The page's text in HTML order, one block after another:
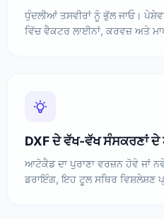
ਧੁੰਦਲੀਆਂ ਤਸਵੀਰਾਂ ਨੂੰ ਭੁੱਲ ਜਾਓ।
ਵਿੱਚ ਵੈਕਟਰ ਲਾਈਨਾਂ, ਕਰਵਜ਼ ਅਤੇ
DXF ਦੇ ਵੱਖ-ਵੱਖ ਸੰਸਕਰਣਾਂ
ਆਟੋਕੈਡ ਦਾ ਪੁਰਾਣਾ ਵਰਜ਼ਨ ਹੋਵੇ ਜਾਂ
ਡਰਾਇੰਗ, ਇਹ ਟੂਲ ਸਥਿਰ ਵਿਸ਼ਲੇਸ਼ਣ